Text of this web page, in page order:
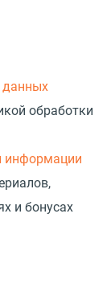
данных
обработки
информации
и бонусах